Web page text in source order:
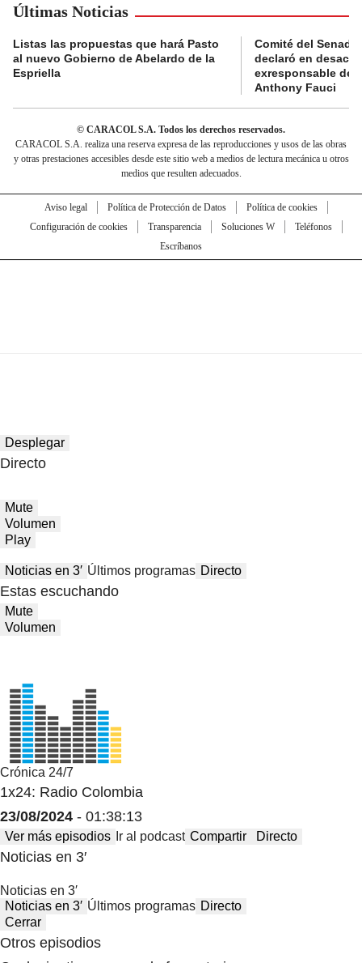
Últimas Noticias
Listas las propuestas que hará Pasto
al nuevo Gobierno de Abelardo de la
Espriella
Comité del Senado
declaró en
exresponsable de
Anthony Fauci
© CARACOL S.A. Todos los derechos reservados.
CARACOL S.A. realiza una reserva expresa de las reproducciones y usos de las obras
y otras prestaciones accesibles desde este sitio web a medios de lectura mecánica u otros
medios que resulten adecuados.
Aviso legal Política de Protección de Datos
Política de cookies
Configuración de cookies
Transparencia Soluciones W
Teléfonos
Escríbanos
Desplegar
Directo
Mute
Volumen
Play
Noticias en 3′ Últimos programas Directo
Estas escuchando
Mute
Volumen
Crónica 24/7
1x24: Radio Colombia
23/08/2024 - 01:38:13
Ver más episodios Ir al podcast Compartir Directo
Noticias en 3′
Noticias en 3′
Noticias en 3′ Últimos programas Directo
Cerrar
Otros episodios